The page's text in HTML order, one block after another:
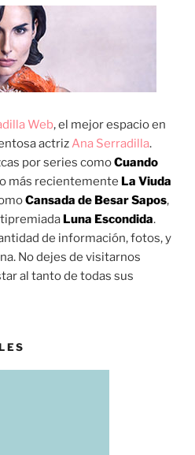
Web, el mejor espacio en
actrizAna Serradilla.
por series comoCuando
más recientemente La Viuda
Cansada de Besar Sapos,
Luna Escondida.
de información, fotos, y
No dejes de visitarnos
al tanto de todas sus